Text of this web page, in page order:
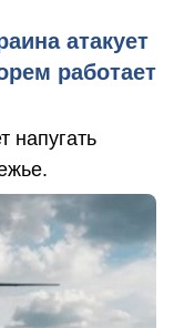
атакует
работает
напугать